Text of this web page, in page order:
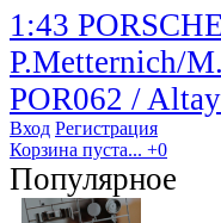
1:43
P.Metternich/
POR062 /
Вход Регистрация
Корзина пуста... +0
Популярное